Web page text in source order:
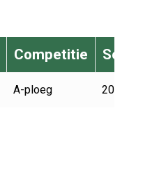
Competitie Seizoen
A-ploeg 2022-2023